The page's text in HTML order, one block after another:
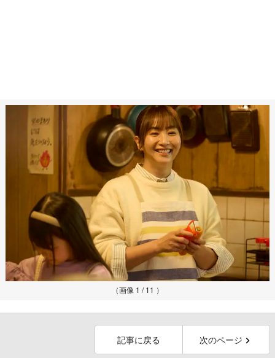
（画像 1 / 11 ）
記事に戻る 次のページ